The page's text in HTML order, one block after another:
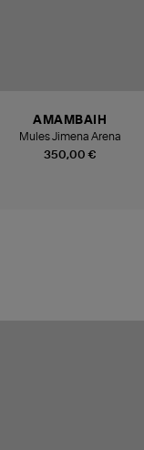
350,00 €
AMAMBAIH
Mules Jimena Arena